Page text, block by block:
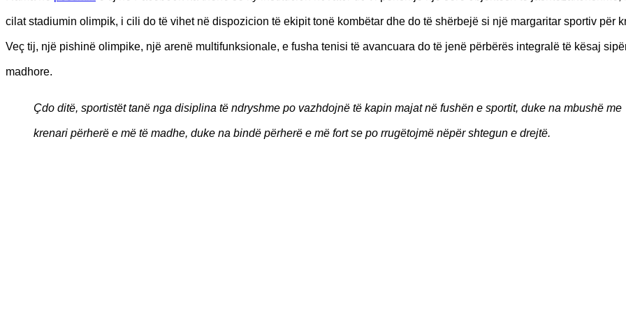
cilat stadiumin olimpik, i cili do të vihet në dispozicion të ekipit tonë kombëtar dhe do të shërbejë si një margaritar sportiv për
Veç tij, një pishinë olimpike, një arenë multifunksionale, e fusha tenisi të avancuara do të jenë përbërës integralë të kësaj
madhore.
Çdo ditë, sportistët tanë nga disiplina të ndryshme po vazhdojnë të kapin majat në fushën e sportit, duke na mbushë me
krenari përherë e më të madhe, duke na bindë përherë e më fort se po rrugëtojmë nëpër shtegun e drejtë.